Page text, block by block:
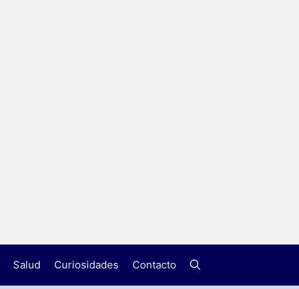
Salud Curiosidades Contacto